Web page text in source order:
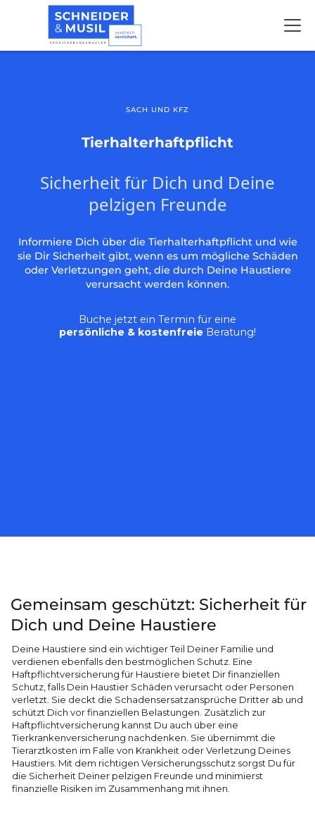
SACH UND KFZ
Tierhalterhaftpflicht
Sicherheit für Dich und Deine
pelzigen Freunde
Informiere Dich über die Tierhalterhaftpflicht und wie
sie Dir Sicherheit gibt, wenn es um mögliche Schäden
oder Verletzungen geht, die durch Deine Haustiere
verursacht werden können.
Buche jetzt ein Termin für eine
persönliche & kostenfreie Beratung!
Gemeinsam geschützt: Sicherheit für
Dich und Deine Haustiere
Deine Haustiere sind ein wichtiger Teil Deiner Familie und
verdienen ebenfalls den bestmöglichen Schutz. Eine
Haftpflichtversicherung für Haustiere bietet Dir finanziellen
Schutz, falls Dein Haustier Schäden verursacht oder Personen
verletzt. Sie deckt die Schadensersatzansprüche Dritter ab und
schützt Dich vor finanziellen Belastungen. Zusätzlich zur
Haftpflichtversicherung kannst Du auch über eine
Tierkrankenversicherung nachdenken. Sie übernimmt die
Tierarztkosten im Falle von Krankheit oder Verletzung Deines
Haustiers. Mit dem richtigen Versicherungsschutz sorgst Du für
die Sicherheit Deiner pelzigen Freunde und minimierst
finanzielle Risiken im Zusammenhang mit ihnen.